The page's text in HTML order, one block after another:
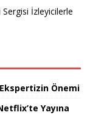
İzleyicilerle
Önemi
Yayına